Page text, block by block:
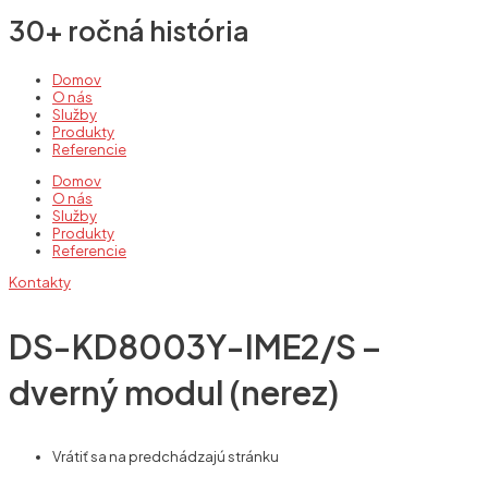
30+ ročná história
Domov
O nás
Služby
Produkty
Referencie
Domov
O nás
Služby
Produkty
Referencie
Kontakty
DS-KD8003Y-IME2/S –
dverný modul (nerez)
Vrátiť sa na predchádzajú stránku